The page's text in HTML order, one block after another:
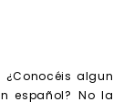
algun
español? No la